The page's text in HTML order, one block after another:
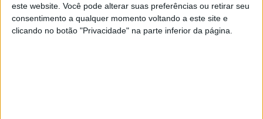
este website. Você pode alterar suas preferências ou retirar seu
consentimento a qualquer momento voltando a este site e
clicando no botão "Privacidade" na parte inferior da página.